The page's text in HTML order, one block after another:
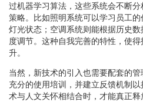
过机器学习算法，这些系统会不断
策略。比如照明系统可以学习员工
灯光状态；空调系统则能根据历史
度调节。这种自我完善的特性，使
升。
当然，新技术的引入也需要配套的
充分的使用培训，并建立反馈机制
术与人文关怀相结合时，才能真正